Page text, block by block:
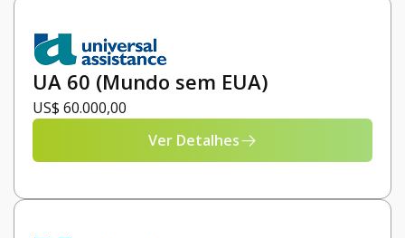
UA 60 (Mundo sem EUA)
US$ 60.000,00
Ver Detalhes